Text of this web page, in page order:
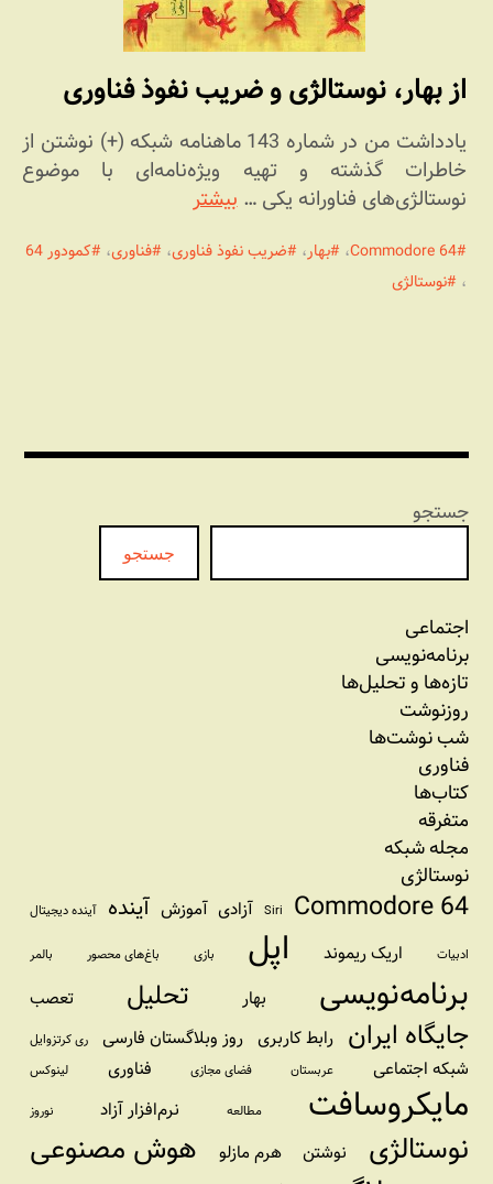
از بهار، نوستالژی و ضریب نفوذ فناوری
یادداشت من در شماره 143 ماهنامه شبکه (+) نوشتن از
خاطرات گذشته و تهیه ویژه‌نامه‌ای با موضوع
نوستالژی‌های فناورانه یکی …بیشتر
Commodore 64، بهار، ضریب نفوذ فناوری، فناوری،
کمودور 64
،
نوستالژی
جستجو
جستجو
اجتماعی
برنامه‏‌نویسی
تازه‌‌ها و تحلیل‌ها
روزنوشت
شب نوشت‌ها
فناوری
کتاب‌ها
متفرقه
مجله شبکه
نوستالژی
Commodore 64
Siri آزادی آموزش آینده آینده دیجیتال
ادبیات اریک ریموند اپل بازی باغ‌های محصور بالمر
برنامه‌نویسی بهار تحلیل تعصب
جایگاه ایران رابط کاربری روز وبلاگستان فارسی ری کرتزوایل
شبکه اجتماعی عربستان فضای مجازی فناوری لینوکس
مایکروسافت مطالعه نرم‌افزار آزاد نوروز
نوستالژی نوشتن هرم مازلو هوش مصنوعی